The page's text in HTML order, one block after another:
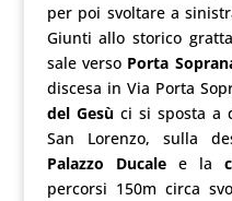
per poi svoltare a
Giunti allo storico
sale verso Porta
discesa in Via Porta
del Gesùci si sposta a
San Lorenzo, sulla
Palazzo Ducalee la
percorsi 150m circa